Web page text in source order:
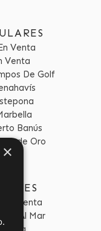
Venta
Venta
De Golf
Banús
de Oro
En Venta
Al Mar
×